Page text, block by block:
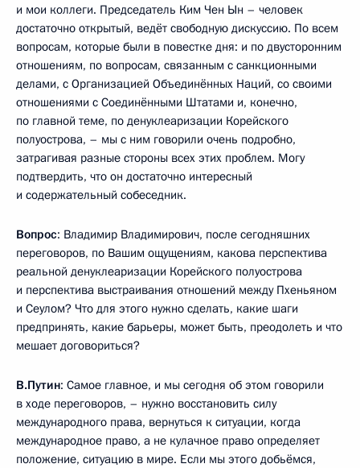
и мои коллеги. Председатель Ким Чен Ын – человек
достаточно открытый, ведёт свободную дискуссию. По всем
вопросам, которые были в повестке дня: и по двусторонним
отношениям, по вопросам, связанным с санкционными
делами, с Организацией Объединённых Наций, со своими
отношениями с Соединёнными Штатами и, конечно,
по главной теме, по денуклеаризации Корейского
полуострова, – мы с ним говорили очень подробно,
затрагивая разные стороны всех этих проблем. Могу
подтвердить, что он достаточно интересный
и содержательный собеседник.
Вопрос: Владимир Владимирович, после сегодняшних
переговоров, по Вашим ощущениям, какова перспектива
реальной денуклеаризации Корейского полуострова
и перспектива выстраивания отношений между Пхеньяном
и Сеулом? Что для этого нужно сделать, какие шаги
предпринять, какие барьеры, может быть, преодолеть и что
мешает договориться?
В.Путин: Самое главное, и мы сегодня об этом говорили
в ходе переговоров, – нужно восстановить силу
международного права, вернуться к ситуации, когда
международное право, а не кулачное право определяет
положение, ситуацию в мире. Если мы этого добьёмся,